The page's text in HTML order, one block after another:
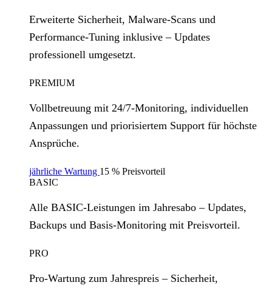
Erweiterte Sicherheit, Malware‑Scans und
Performance‑Tuning inklusive – Updates
professionell umgesetzt.
PREMIUM
Vollbetreuung mit 24/7‑Monitoring, individuellen
Anpassungen und priorisiertem Support für höchste
Ansprüche.
jährliche Wartung 15 % Preisvorteil
BASIC
Alle BASIC‑Leistungen im Jahresabo – Updates,
Backups und Basis‑Monitoring mit Preisvorteil.
PRO
Pro‑Wartung zum Jahrespreis – Sicherheit,